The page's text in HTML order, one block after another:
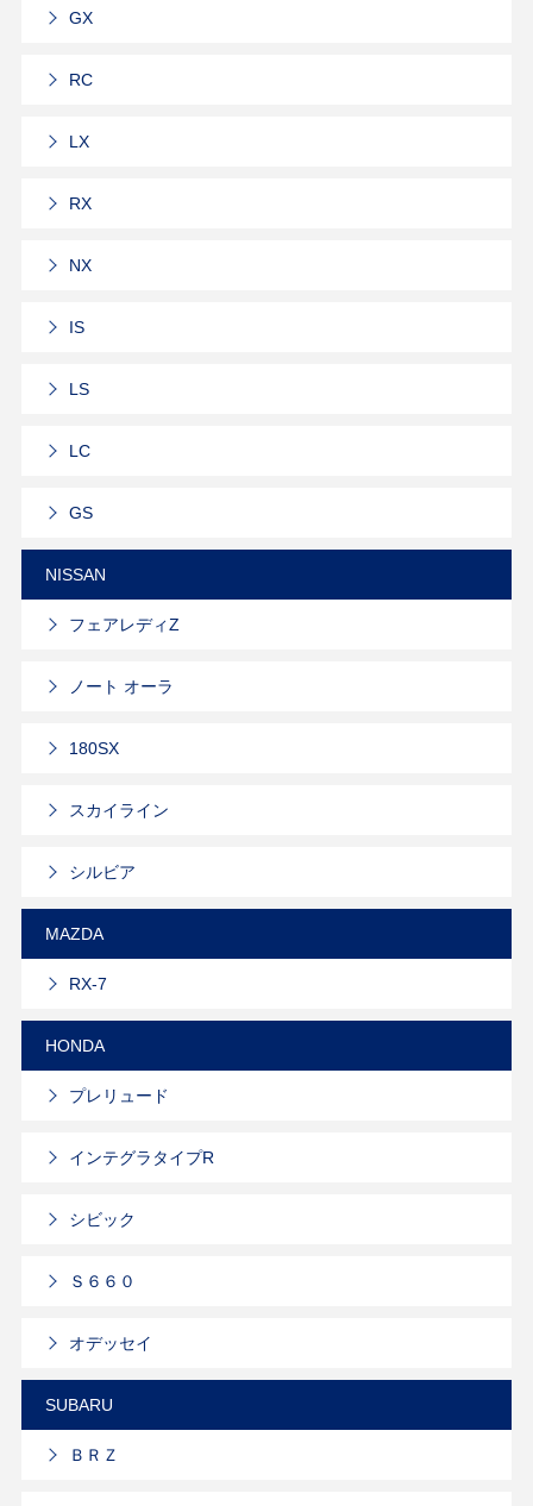
GX
RC
LX
RX
NX
IS
LS
LC
GS
NISSAN
フェアレディZ
ノート オーラ
180SX
スカイライン
シルビア
MAZDA
RX-7
HONDA
プレリュード
インテグラタイプR
シビック
Ｓ６６０
オデッセイ
SUBARU
ＢＲＺ